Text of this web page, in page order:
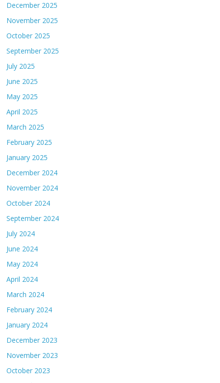
December 2025
November 2025
October 2025
September 2025
July 2025
June 2025
May 2025
April 2025
March 2025
February 2025
January 2025
December 2024
November 2024
October 2024
September 2024
July 2024
June 2024
May 2024
April 2024
March 2024
February 2024
January 2024
December 2023
November 2023
October 2023